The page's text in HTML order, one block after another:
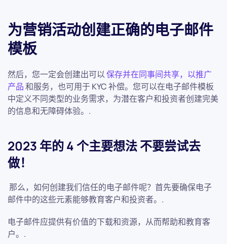
为营销活动创建正确的电子邮件
模板
然后，您一定会创建出可以保存并在同事间共享，以推广
产品和服务，也可用于 KYC 补偿。您可以在电子邮件模板
中定义不同类型的业务需求，为潜在客户和投资者创建完美
的信息和无障碍体验。.
2023 年的 4 个主要想法 不要尝试去
做！
那么，如何创建我们信任的电子邮件呢？首先要确保电子
邮件中的这些元素能够教育客户和投资者。.
电子邮件应提供有价值的下载和资源，从而帮助和教育客
户。.